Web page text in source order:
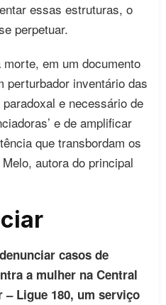
essas estruturas, o
perpetuar.
em um documento
perturbador inventário das
e necessário de
e de amplificar
que transbordam os
autora do principal
casos de
a mulher na Central
Ligue 180, um serviço